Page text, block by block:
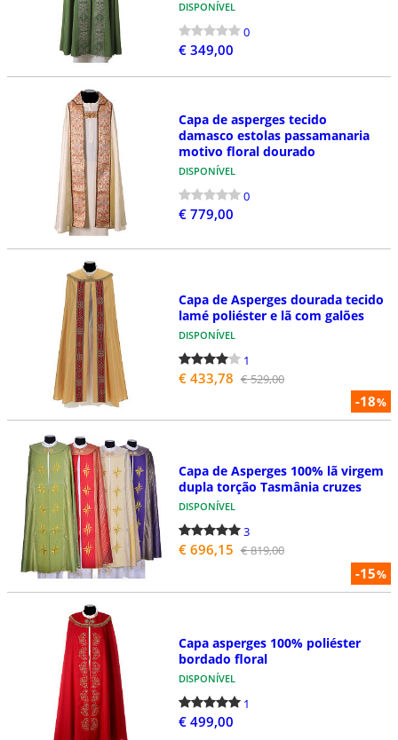
DISPONÍVEL
0
€ 349,00
Capa de asperges tecido
damasco estolas passamanaria
motivo floral dourado
DISPONÍVEL
0
€ 779,00
-18%
Capa de Asperges dourada tecido
lamé poliéster e lã com galões
DISPONÍVEL
1
€ 433,78 € 529,00
-15%
Capa de Asperges 100% lã virgem
dupla torção Tasmânia cruzes
DISPONÍVEL
3
€ 696,15 € 819,00
Capa asperges 100% poliéster
bordado floral
DISPONÍVEL
1
€ 499,00